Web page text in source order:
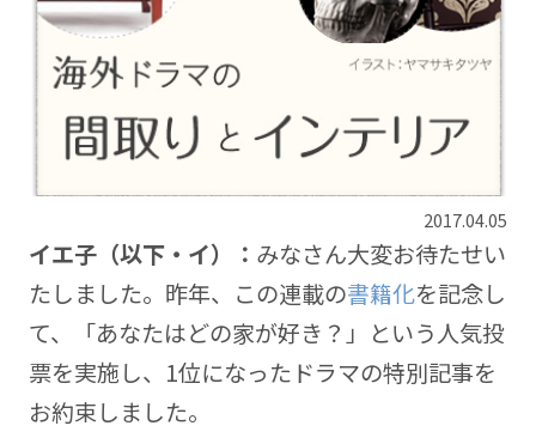
2017.04.05
イエ子（以下・イ）： みなさん大変お待たせい
たしました。昨年、この連載の書籍化を記念し
て、「あなたはどの家が好き？」という人気投
票を実施し、1位になったドラマの特別記事を
お約束しました。